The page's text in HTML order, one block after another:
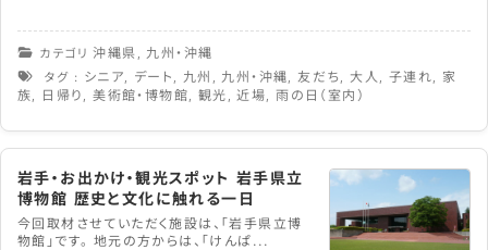
カテゴリ沖縄県 , 九州・沖縄
タグ : シニア, デート , 九州 , 九州・沖縄,友だち , 大人 , 子連れ, 家
族, 日帰り ,美術館・博物館, 観光 ,近場,雨の日（室内）
岩手・お出かけ・観光スポット 岩手県立
博物館 歴史と文化に触れる一日
今回取材させていただく施設は、「岩手県立博
物館」です。 地元の方からは、「けんぱ...